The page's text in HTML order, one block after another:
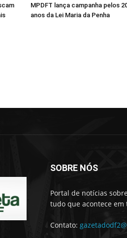
MPDFT lança campanha pelos
anos da Lei Maria da Penha
SOBRE NÓS
Portal de notícias
tudo que acontece em
Contato: